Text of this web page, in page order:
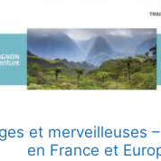
et merveilleuses
en France et